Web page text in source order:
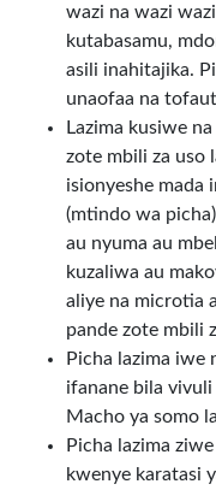
wazi na wazi
kutabasamu,
asili inahitajika.
unaofaa na
Lazima kusiwe
zote mbili za uso
isionyeshe mada
(mtindo wa
au nyuma au
kuzaliwa au
aliye na microtia
pande zote mbili
Picha lazima iwe
ifanane bila
Macho ya somo
Picha lazima
kwenye karatasi